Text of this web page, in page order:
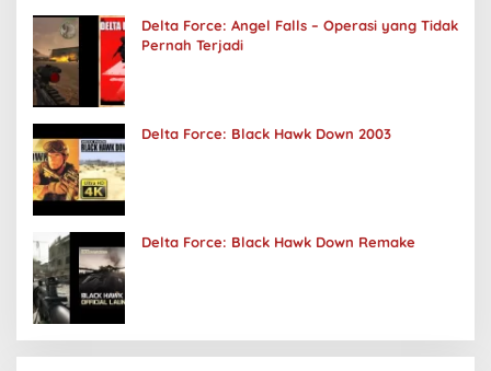
Delta Force: Angel Falls – Operasi yang Tidak
Pernah Terjadi
Delta Force: Black Hawk Down 2003
Delta Force: Black Hawk Down Remake